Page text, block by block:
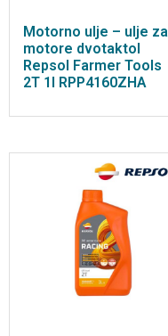
Motorno ulje – ulje za
motore dvotaktol
Repsol Farmer Tools
2T 1l RPP4160ZHA